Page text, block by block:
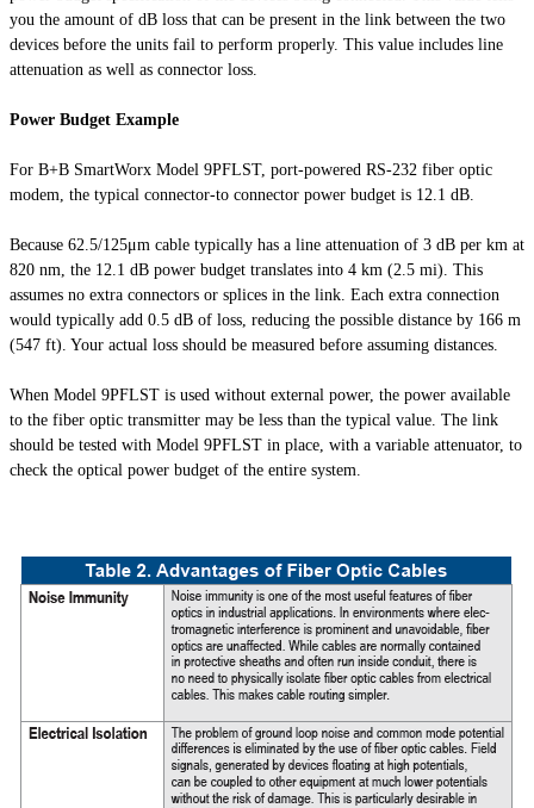
you the amount of dB loss that can be present in the link between the two
devices before the units fail to perform properly. This value includes line
attenuation as well as connector loss.
Power Budget Example
For B+B SmartWorx Model 9PFLST, port-powered RS-232 fiber optic
modem, the typical connector-to connector power budget is 12.1 dB.
Because 62.5/125μm cable typically has a line attenuation of 3 dB per km at
820 nm, the 12.1 dB power budget translates into 4 km (2.5 mi). This
assumes no extra connectors or splices in the link. Each extra connection
would typically add 0.5 dB of loss, reducing the possible distance by 166 m
(547 ft). Your actual loss should be measured before assuming distances.
When Model 9PFLST is used without external power, the power available
to the fiber optic transmitter may be less than the typical value. The link
should be tested with Model 9PFLST in place, with a variable attenuator, to
check the optical power budget of the entire system.